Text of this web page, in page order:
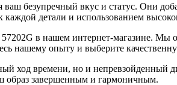
безупречный вкус и статус. Они
детали и использованием
в нашем интернет-магазине.
нашему опыту и выберите
ход времени, но и
образ завершенным и гармоничным.